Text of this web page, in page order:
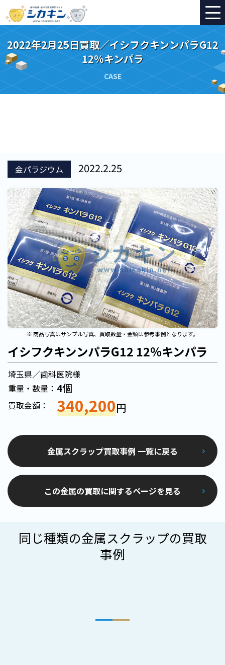
2022年2月25日買取／イシフクキンンパラG12
12％キンパラ
CASE
金パラジウム 2022.2.25
※ 商品写真はサンプル写真、買取数量・金額は参考事例となります。
イシフクキンンパラG12 12％キンパラ
埼玉県／歯科医院様
重量・数量： 4個
買取金額： 340,200円
金属スクラップ買取事例 一覧に戻る
この金属の買取に関するページを見る
同じ種類の金属スクラップの買取
事例